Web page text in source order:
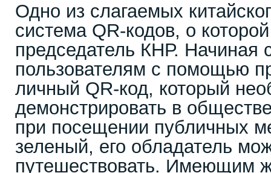
Одно из слагаемых
система QR-кодов, о
председатель КНР. Начиная
пользователям с помощью
личный QR-код, который
демонстрировать в
при посещении публичных
зеленый, его обладатель
путешествовать. Имеющим